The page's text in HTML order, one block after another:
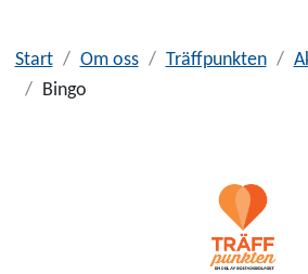
Start Om oss Träffpunkten
Bingo